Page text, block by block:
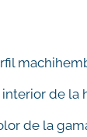
de la
de la